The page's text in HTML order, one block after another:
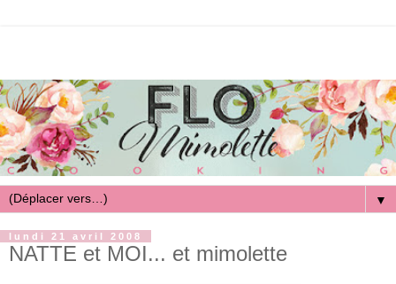
▼
lundi 21 avril 2008
NATTE et MOI... et mimolette